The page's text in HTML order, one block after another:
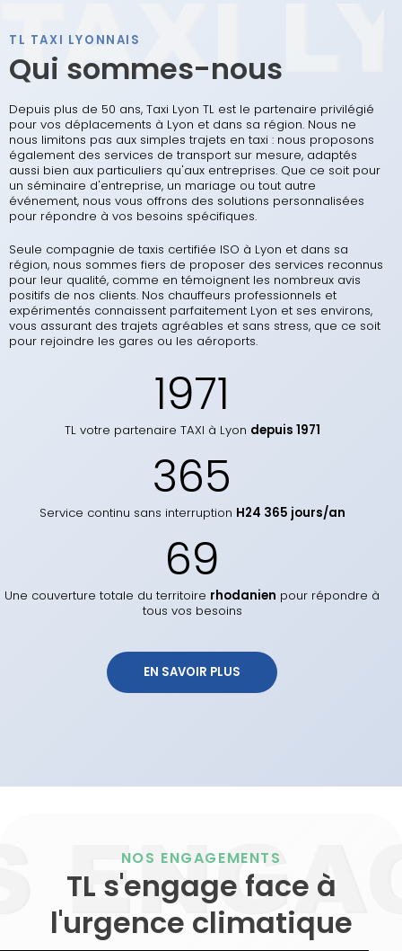
TL TAXI LYONNAIS
Qui sommes-nous
Depuis plus de 50 ans, Taxi Lyon TL est le partenaire privilégié
pour vos déplacements à Lyon et dans sa région. Nous ne
nous limitons pas aux simples trajets en taxi : nous proposons
également des services de transport sur mesure, adaptés
aussi bien aux particuliers qu'aux entreprises. Que ce soit pour
un séminaire d'entreprise, un mariage ou tout autre
événement, nous vous offrons des solutions personnalisées
pour répondre à vos besoins spécifiques.
Seule compagnie de taxis certifiée ISO à Lyon et dans sa
région, nous sommes fiers de proposer des services reconnus
pour leur qualité, comme en témoignent les nombreux avis
positifs de nos clients. Nos chauffeurs professionnels et
expérimentés connaissent parfaitement Lyon et ses environs,
vous assurant des trajets agréables et sans stress, que ce soit
pour rejoindre les gares ou les aéroports.
1971
TL votre partenaire TAXI à Lyon depuis 1971
365
Service continu sans interruption H24 365 jours/an
69
Une couverture totale du territoire rhodanien pour répondre à
tous vos besoins
NOS ENGAGEMENTS
TL s'engage face à
l'urgence climatique